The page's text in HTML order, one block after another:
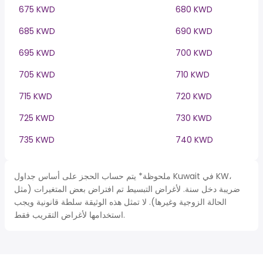
675 KWD
680 KWD
685 KWD
690 KWD
695 KWD
700 KWD
705 KWD
710 KWD
715 KWD
720 KWD
725 KWD
730 KWD
735 KWD
740 KWD
ملحوظة* يتم حساب الحجز على أساس جداول Kuwait في KW،
ضريبة دخل سنة. لأغراض التبسيط تم افتراض بعض المتغيرات (مثل
الحالة الزوجية وغيرها). لا تمثل هذه الوثيقة سلطة قانونية ويجب
استخدامها لأغراض التقريب فقط.